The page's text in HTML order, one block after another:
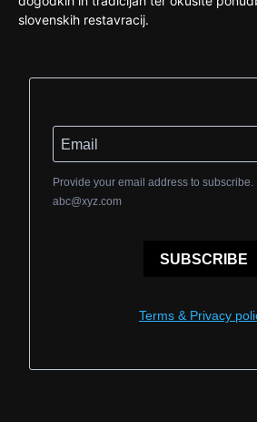
slovenskih restavracij.
Provide your email address to subscribe.
abc@xyz.com
SUBSCRIBE
Terms & Privacy